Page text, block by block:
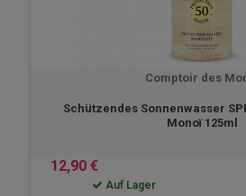
Comptoir des
Schützendes Sonnenwasser
Monoï 125ml
12,90 €
Auf Lager